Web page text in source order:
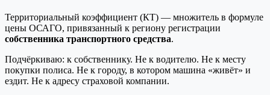
Территориальный коэффициент (КТ) — множитель в формуле
цены ОСАГО, привязанный к региону регистрации
собственника транспортного средства.
Подчёркиваю: к собственнику. Не к водителю. Не к месту
покупки полиса. Не к городу, в котором машина «живёт» и
ездит. Не к адресу страховой компании.